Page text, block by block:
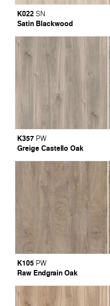
K022 SN
Satin Blackwood
K357 PW
Greige Castello Oak
K105 PW
Raw Endgrain Oak